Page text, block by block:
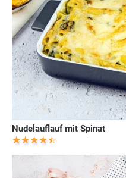
Nudelauflauf mit Spinat